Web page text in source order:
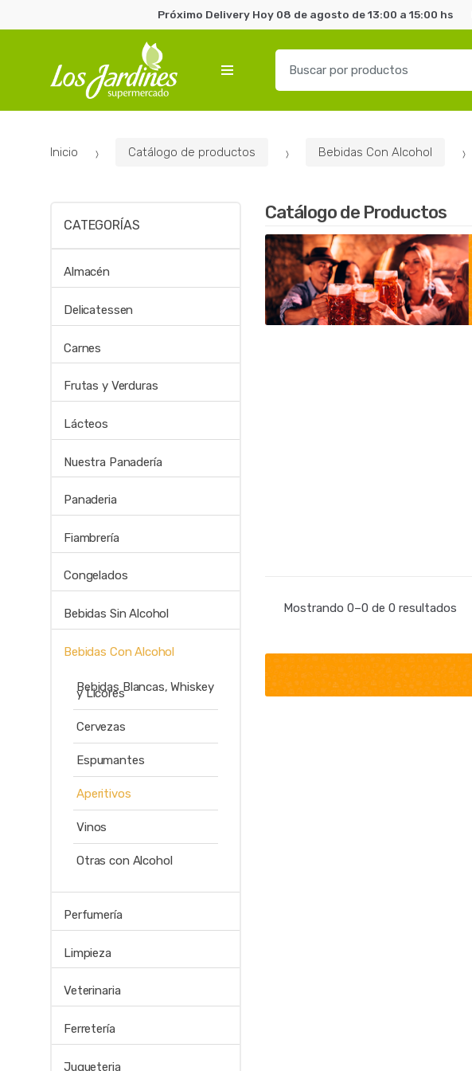
Próximo Delivery Hoy 08 de agosto de 13:00 a 15:00 hs
r
Inicio Catálogo de productos Bebidas Con Alcohol
Catálogo de Productos
Mostrando 0–0 de 0 resultados
CATEGORÍAS
Almacén
Delicatessen
Carnes
Frutas y Verduras
Lácteos
Nuestra Panadería
Panaderia
Fiambrería
Congelados
Bebidas Sin Alcohol
Bebidas Con Alcohol
Bebidas Blancas, Whiskey
y Licores
Cervezas
Espumantes
Aperitivos
Vinos
Otras con Alcohol
Perfumería
Limpieza
Veterinaria
Ferretería
Jugueteria